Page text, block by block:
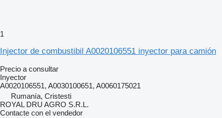
1
Injector de combustibil A0020106551 inyector para camión
Precio a consultar
Inyector
A0020106551, A0030100651, A0060175021
Rumanía, Cristesti
ROYAL DRU AGRO S.R.L.
Contacte con el vendedor